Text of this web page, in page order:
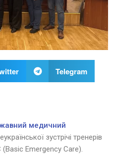
Telegram
медичний
зустрічі тренерів
(Basic Emergency Care).